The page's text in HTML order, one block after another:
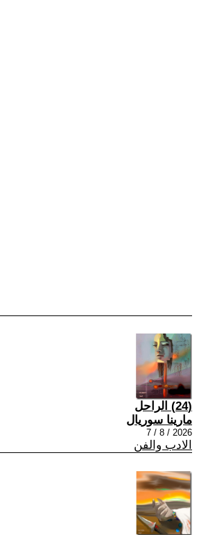
(24) الراحل
مارينا سوريال
2026 / 8 / 7
الادب والفن